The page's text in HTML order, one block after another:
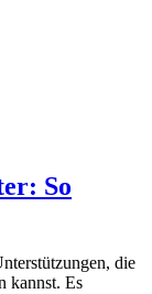
So
die
kannst. Es